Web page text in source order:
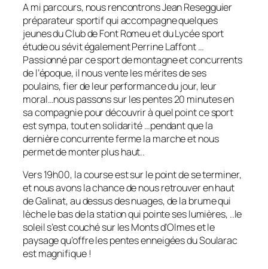
A mi parcours, nous rencontrons Jean Resegguier
préparateur sportif qui accompagne quelques
jeunes du Club de Font Romeu et du Lycée sport
étude ou sévit également Perrine Laffont …
Passionné par ce sport de montagne et concurrents
de l’époque, il nous vente les mérites de ses
poulains, fier de leur performance du jour, leur
moral…nous passons sur les pentes 20 minutes en
sa compagnie pour découvrir à quel point ce sport
est sympa, tout en solidarité …pendant que la
dernière concurrente ferme la marche et nous
permet de monter plus haut..
Vers 19h00, la course est sur le point de se terminer,
et nous avons la chance de nous retrouver en haut
de Galinat, au dessus des nuages, de la brume qui
lèche le bas de la station qui pointe ses lumières, ..le
soleil s’est couché sur les Monts d’Olmes et le
paysage qu’offre les pentes enneigées du Soularac
est magnifique !